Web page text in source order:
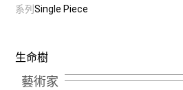
系列Single Piece
生命樹
藝術家